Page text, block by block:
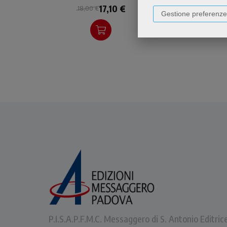
Gestione preferenze
18,00 €17,10 €
P.I.S.A.P.F.M.C. Messaggero di S. Antonio